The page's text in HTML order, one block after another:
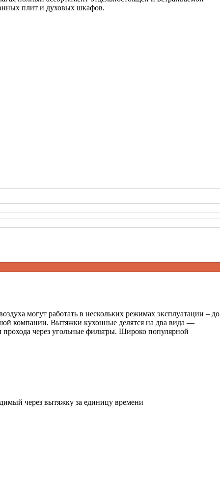
плит и духовых шкафов.
могут работать в нескольких режимах эксплуатации – до
компании. Вытяжки кухонные делятся на два вида —
прохода через угольные фильтры. Широко популярной
через вытяжку за единицу времени